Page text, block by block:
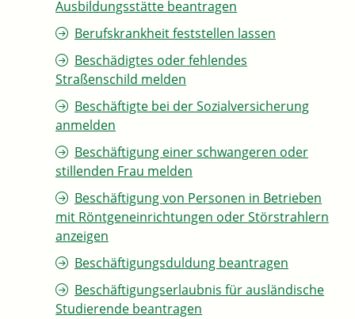
Ausbildungsstätte beantragen
Berufskrankheit feststellen lassen
Beschädigtes oder fehlendes
Straßenschild melden
Beschäftigte bei der Sozialversicherung
anmelden
Beschäftigung einer schwangeren oder
stillenden Frau melden
Beschäftigung von Personen in Betrieben
mit Röntgeneinrichtungen oder Störstrahlern
anzeigen
Beschäftigungsduldung beantragen
Beschäftigungserlaubnis für ausländische
Studierende beantragen